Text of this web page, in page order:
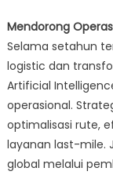
Mendorong
Selama setahun
logistic dan
Artificial
operasional.
optimalisasi rute,
layanan last-mile.
global melalui